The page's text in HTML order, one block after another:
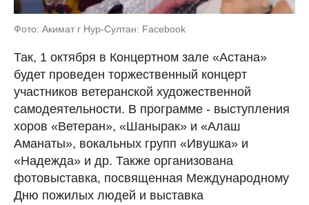
Фото: Акимат г Нур-Султан: Facebook
Так, 1 октября в Концертном зале «Астана»
будет проведен торжественный концерт
участников ветеранской художественной
самодеятельности. В программе - выступления
хоров «Ветеран», «Шанырак» и «Алаш
Аманаты», вокальных групп «Ивушка» и
«Надежда» и др. Также организована
фотовыставка, посвященная Международному
Дню пожилых людей и выставка